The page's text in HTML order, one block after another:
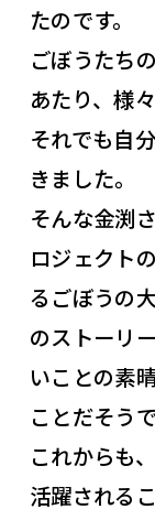
たのです。
ごぼうたち
あたり、様
それでも自
きました。
そんな金渕
ロジェクト
るごぼうの
のストーリ
いことの素
ことだそうで
これからも
活躍される